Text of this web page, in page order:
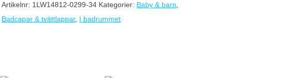
Artikelnr: 1LW14812-0299-34 Kategorier: Baby & barn
Badcapar & tvättlappar, I badrummet